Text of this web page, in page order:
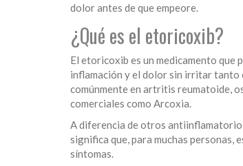
dolor antes de que empeore.
¿Qué es el etoricoxib?
El etoricoxib es un medicamento que
inflamación y el dolor sin irritar tanto
comúnmente en artritis reumatoide,
comerciales como Arcoxia.
A diferencia de otros
significa que, para muchas personas,
síntomas.